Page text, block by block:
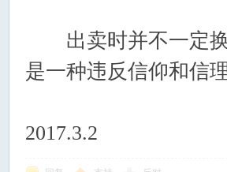
出卖时并不一定换
是一种违反信仰和信
2017.3.2